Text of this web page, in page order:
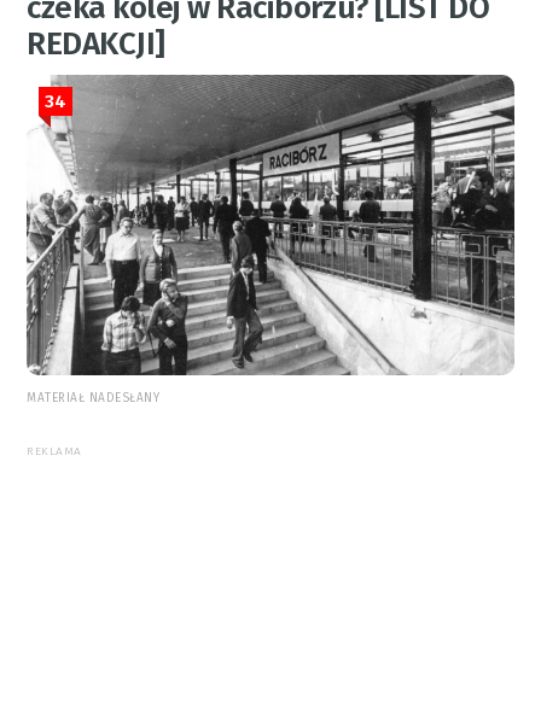
czeka kolej w Raciborzu? [LIST DO
REDAKCJI]
34
MATERIAŁ NADESŁANY
REKLAMA